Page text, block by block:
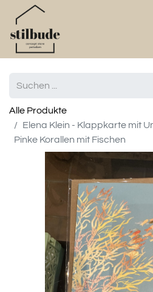
Alle Produkte
Elena Klein - Klappkarte mit
Pinke Korallen mit Fischen